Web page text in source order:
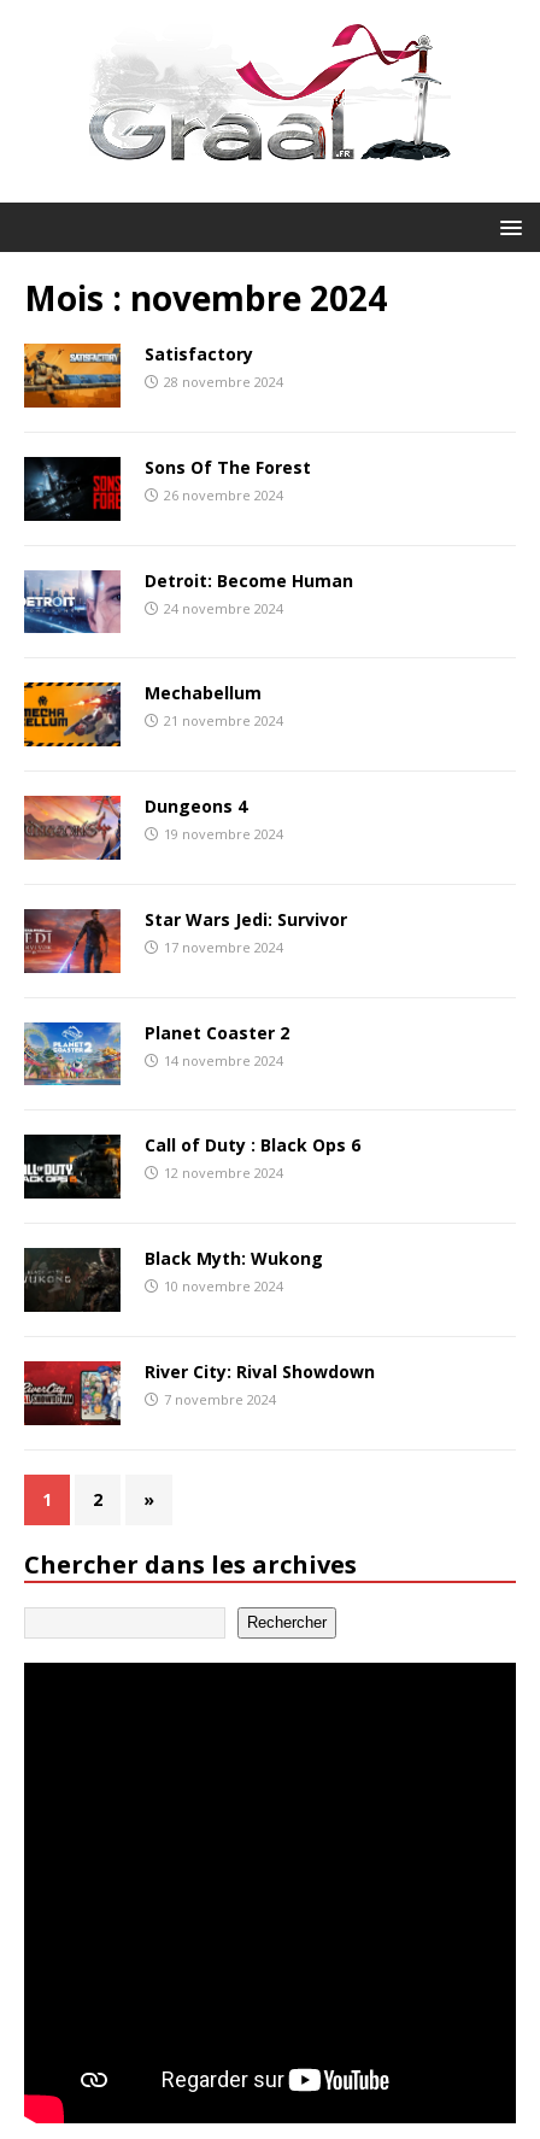
Mois : novembre 2024
Satisfactory
28 novembre 2024
Sons Of The Forest
26 novembre 2024
Detroit: Become Human
24 novembre 2024
Mechabellum
21 novembre 2024
Dungeons 4
19 novembre 2024
Star Wars Jedi: Survivor
17 novembre 2024
Planet Coaster 2
14 novembre 2024
Call of Duty : Black Ops 6
12 novembre 2024
Black Myth: Wukong
10 novembre 2024
River City: Rival Showdown
7 novembre 2024
1 2 »
Chercher dans les archives
Rechercher